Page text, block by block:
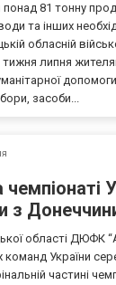
81 тонну
води та інших
обласній
липня
засоби...
з
області ДЮФК
команд України
частині